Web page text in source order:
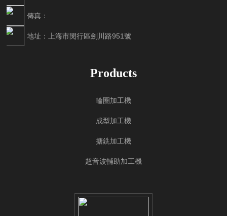
傳真：
地址：上海市閔行區劍川路951號
Products
輪圈加工機
成型加工機
搪銑加工機
超音波輔助加工機